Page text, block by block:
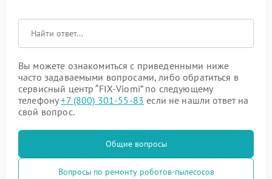
Вы можете ознакомиться с приведенными ниже
часто задаваемыми вопросами, либо обратиться в
сервисный центр “FIX-Viomi” по следующему
телефону+7 (800) 301-55-83 если не нашли ответ на
свой вопрос.
Общие вопросы
Вопросы по ремонту роботов-пылесосов